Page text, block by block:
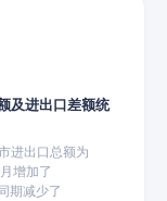
及进出口差额统
进出口总额为
增加了
期减少了